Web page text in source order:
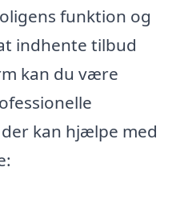
funktion og
indhente tilbud
kan du være
kan hjælpe med